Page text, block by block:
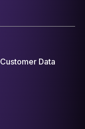
Customer Data